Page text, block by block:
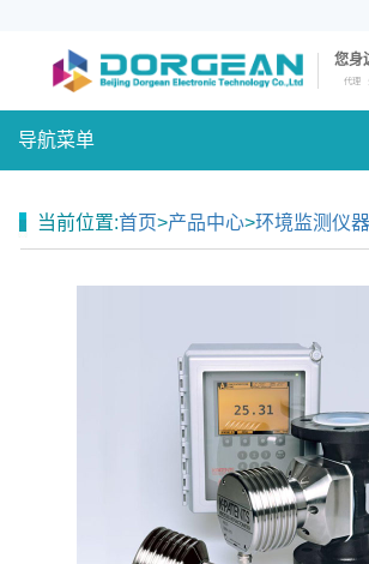
您身
代理
导航菜单
当前位置:首页>产品中心>环境监测仪器